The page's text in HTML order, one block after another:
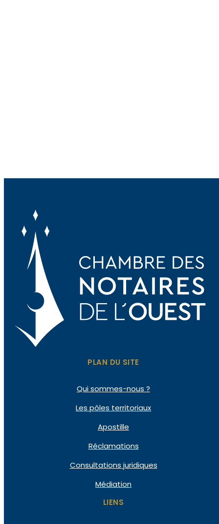
PLAN DU SITE
Quisommes-nous ?
Les pôles territoriaux
Apostille
Réclamations
Consultations juridiques
Médiation
LIENS